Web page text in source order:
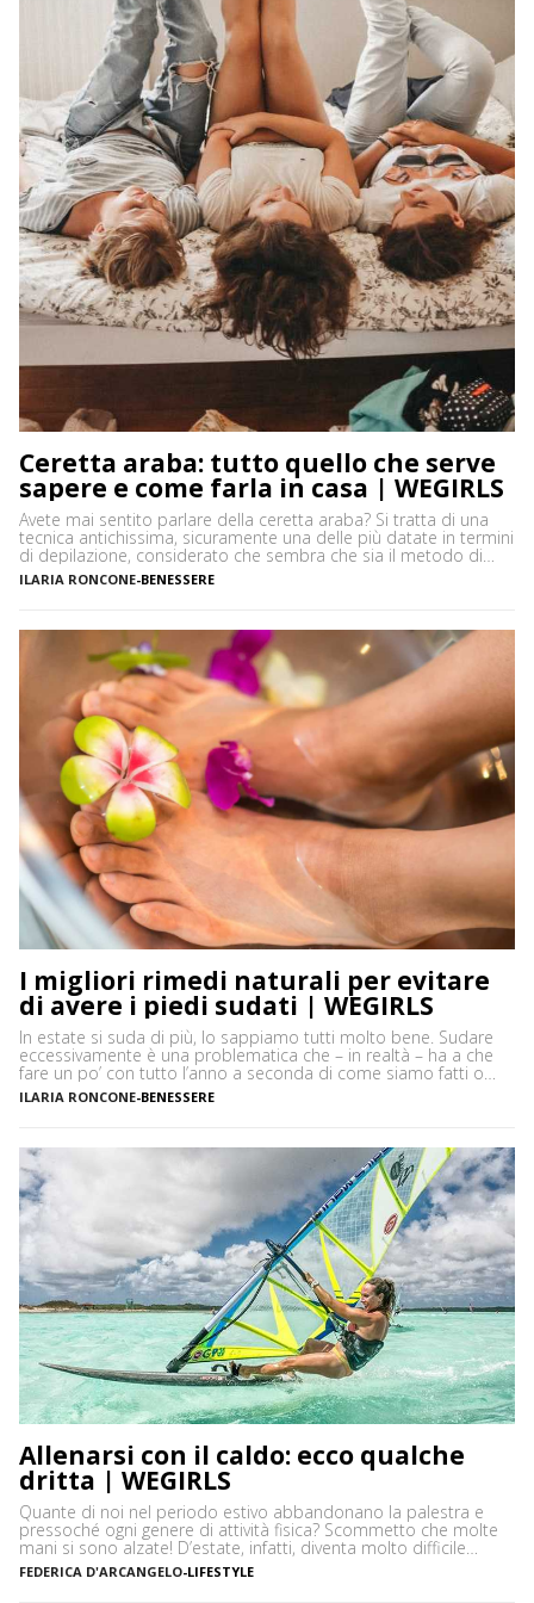
Ceretta araba: tutto quello che serve
sapere e come farla in casa | WEGIRLS
Avete mai sentito parlare della ceretta araba? Si tratta di una
tecnica antichissima, sicuramente una delle più datate in termini
di depilazione, considerato che sembra che sia il metodo di
rimozione peli più antico conosciuto. In che cosa consiste e
come si fa? Vediamo insieme tutto quello che serve sapere sulla
ILARIA RONCONE-BENESSERE
I migliori rimedi naturali per evitare
di avere i piedi sudati | WEGIRLS
In estate si suda di più, lo sappiamo tutti molto bene. Sudare
eccessivamente è una problematica che – in realtà – ha a che
fare un po’ con tutto l’anno a seconda di come siamo fatti o
delle attività che svogliamo. La sudorazione eccessiva di piedi e
ascelle può spesso causare fastidiose sensazioni e un forte […]
ILARIA RONCONE-BENESSERE
Allenarsi con il caldo: ecco qualche
dritta | WEGIRLS
Quante di noi nel periodo estivo abbandonano la palestra e
pressoché ogni genere di attività fisica? Scommetto che molte
mani si sono alzate! D’estate, infatti, diventa molto difficile
continuare a seguire i ritmi di allenamento che teniamo durante
il resto dell’anno e star dietro a tutti i corsi che seguiamo. Tra
FEDERICA D'ARCANGELO-LIFESTYLE